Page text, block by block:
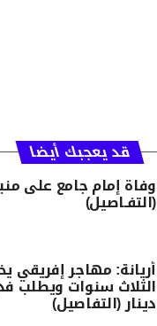
قد يعجبك أيضا
وفاة إمام جامع على
(التفـاصيل)
أريانة: مهاجر
دينار (التفاصيل)